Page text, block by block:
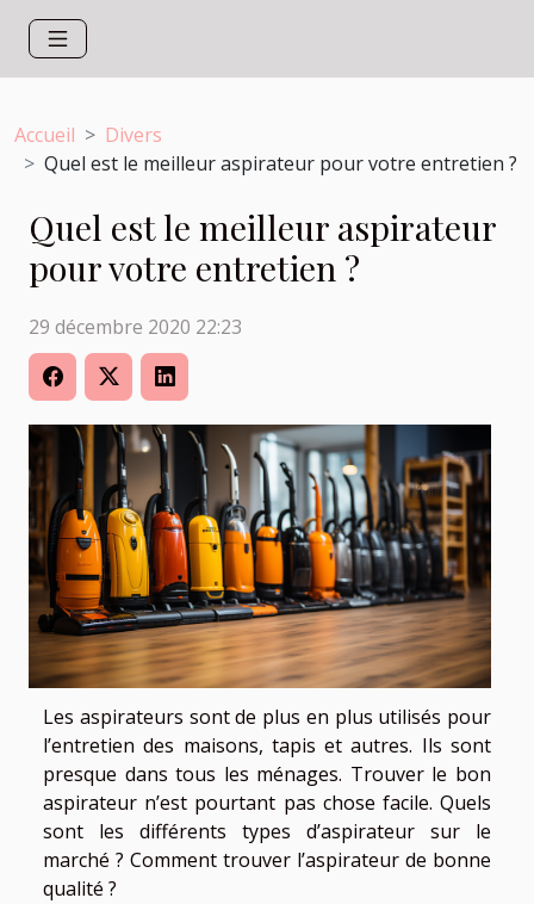
Accueil
Divers
Quel est le meilleur aspirateur pour votre entretien ?
Quel est le meilleur aspirateur
pour votre entretien ?
29 décembre 2020 22:23
Les aspirateurs sont de plus en plus utilisés pour
l’entretien des maisons, tapis et autres. Ils sont
presque dans tous les ménages. Trouver le bon
aspirateur n’est pourtant pas chose facile. Quels
sont les différents types d’aspirateur sur le
marché ? Comment trouver l’aspirateur de bonne
qualité ?